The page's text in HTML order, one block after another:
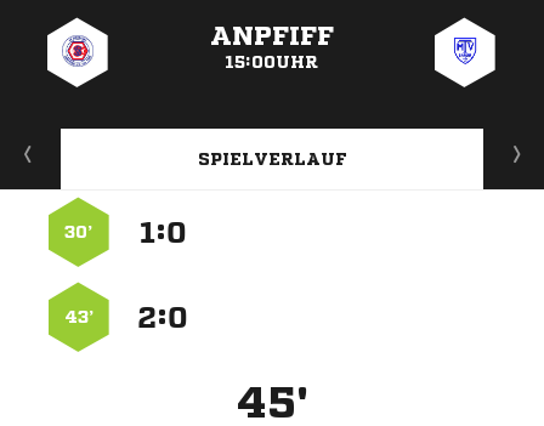
ANPFIFF
15:00UHR
SPIELVERLAUF
:
30’
:
43’
45'